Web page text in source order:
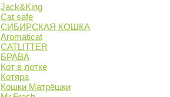
Jack&King
Cat safe
СИБИРСКАЯ КОШКА
Aromaticat
CATLITTER
БРАВА
Кот в лотке
Котяра
Кошки Матрёшки